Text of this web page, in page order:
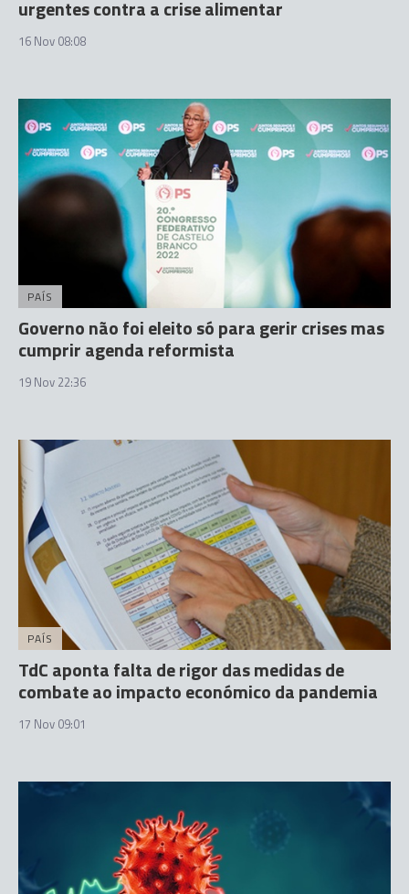
urgentes contra a crise alimentar
16 Nov 08:08
PAÍS
Governo não foi eleito só para gerir crises mas
cumprir agenda reformista
19 Nov 22:36
PAÍS
TdC aponta falta de rigor das medidas de
combate ao impacto económico da pandemia
17 Nov 09:01